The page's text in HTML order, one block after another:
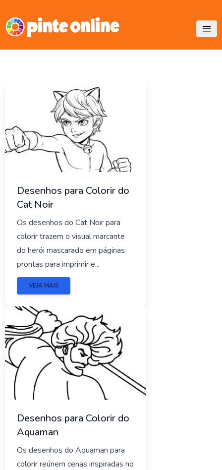
content
Desenhos para Colorir do
Cat Noir
Os desenhos do Cat Noir para
colorir trazem o visual marcante
do herói mascarado em páginas
prontas para imprimir e...
VEJA MAIS
Desenhos para Colorir do
Aquaman
Os desenhos do Aquaman para
colorir reúnem cenas inspiradas no